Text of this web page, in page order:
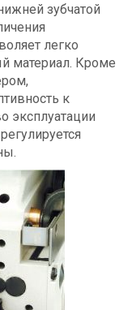
зубчатой
легко
материал. Кроме
к
эксплуатации